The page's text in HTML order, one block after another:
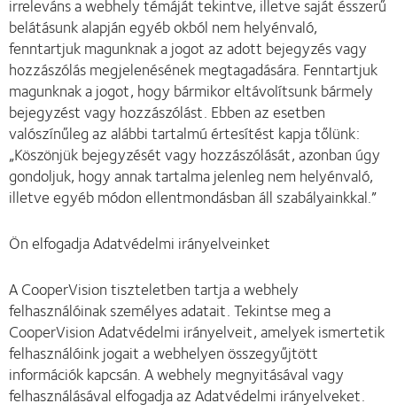
irreleváns a webhely témáját tekintve, illetve saját ésszerű
belátásunk alapján egyéb okból nem helyénvaló,
fenntartjuk magunknak a jogot az adott bejegyzés vagy
hozzászólás megjelenésének megtagadására. Fenntartjuk
magunknak a jogot, hogy bármikor eltávolítsunk bármely
bejegyzést vagy hozzászólást. Ebben az esetben
valószínűleg az alábbi tartalmú értesítést kapja tőlünk:
„Köszönjük bejegyzését vagy hozzászólását, azonban úgy
gondoljuk, hogy annak tartalma jelenleg nem helyénvaló,
illetve egyéb módon ellentmondásban áll szabályainkkal.”
Ön elfogadja Adatvédelmi irányelveinket
A CooperVision tiszteletben tartja a webhely
felhasználóinak személyes adatait. Tekintse meg a
CooperVision Adatvédelmi irányelveit, amelyek ismertetik
felhasználóink jogait a webhelyen összegyűjtött
információk kapcsán. A webhely megnyitásával vagy
felhasználásával elfogadja az Adatvédelmi irányelveket.